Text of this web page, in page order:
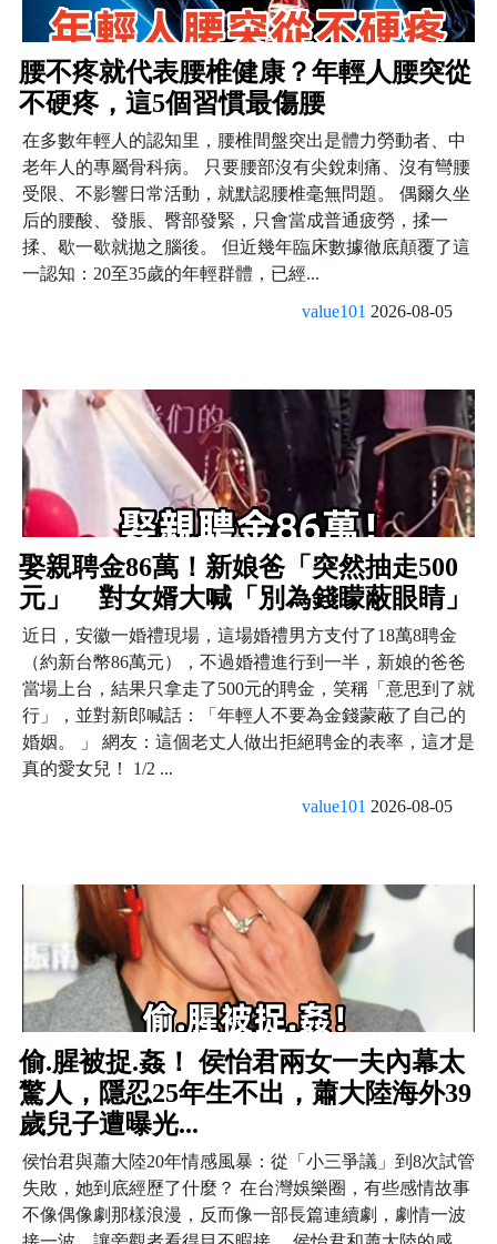
腰不疼就代表腰椎健康？年輕人腰突從
不硬疼，這5個習慣最傷腰
在多數年輕人的認知里，腰椎間盤突出是體力勞動者、中
老年人的專屬骨科病。 只要腰部沒有尖銳刺痛、沒有彎腰
受限、不影響日常活動，就默認腰椎毫無問題。 偶爾久坐
后的腰酸、發脹、臀部發緊，只會當成普通疲勞，揉一
揉、歇一歇就拋之腦後。 但近幾年臨床數據徹底顛覆了這
一認知：20至35歲的年輕群體，已經...
value101 2026-08-05
娶親聘金86萬！新娘爸「突然抽走500
元」 對女婿大喊「別為錢矇蔽眼睛」
近日，安徽一婚禮現場，這場婚禮男方支付了18萬8聘金
（約新台幣86萬元），不過婚禮進行到一半，新娘的爸爸
當場上台，結果只拿走了500元的聘金，笑稱「意思到了就
行」，並對新郎喊話：「年輕人不要為金錢蒙蔽了自己的
婚姻。 」 網友：這個老丈人做出拒絕聘金的表率，這才是
真的愛女兒！ 1/2 ...
value101 2026-08-05
偷.腥被捉.姦！ 侯怡君兩女一夫內幕太
驚人，隱忍25年生不出，蕭大陸海外39
歲兒子遭曝光...
侯怡君與蕭大陸20年情感風暴：從「小三爭議」到8次試管
失敗，她到底經歷了什麼？ 在台灣娛樂圈，有些感情故事
不像偶像劇那樣浪漫，反而像一部長篇連續劇，劇情一波